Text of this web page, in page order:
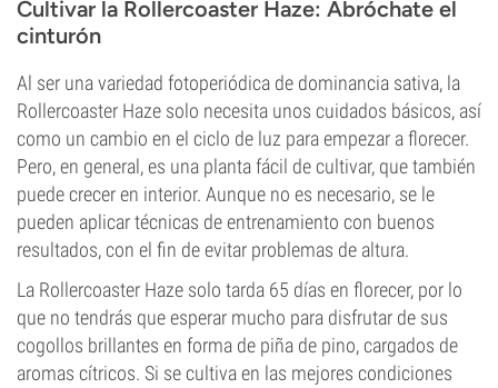
Cultivar la Rollercoaster Haze: Abróchate el
cinturón
Al ser una variedad fotoperiódica de dominancia sativa, la
Rollercoaster Haze solo necesita unos cuidados básicos, así
como un cambio en el ciclo de luz para empezar a florecer.
Pero, en general, es una planta fácil de cultivar, que también
puede crecer en interior. Aunque no es necesario, se le
pueden aplicar técnicas de entrenamiento con buenos
resultados, con el fin de evitar problemas de altura.
La Rollercoaster Haze solo tarda 65 días en florecer, por lo
que no tendrás que esperar mucho para disfrutar de sus
cogollos brillantes en forma de piña de pino, cargados de
aromas cítricos. Si se cultiva en las mejores condiciones